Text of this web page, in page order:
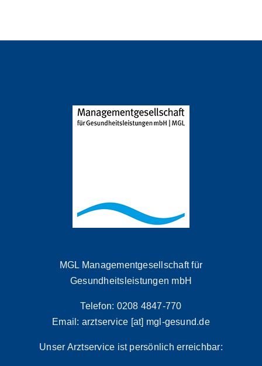
MGL Managementgesellschaft für
Gesundheitsleistungen mbH
Telefon: 0208 4847-770
Email: arztservice [at] mgl-gesund.de
Unser Arztservice ist persönlich erreichbar: